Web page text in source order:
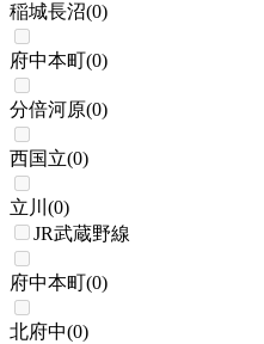
稲城長沼(0)
府中本町(0)
分倍河原(0)
西国立(0)
立川 (0)
JR武蔵野線
府中本町(0)
北府中(0)